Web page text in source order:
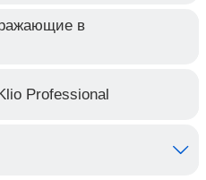
в
Professional